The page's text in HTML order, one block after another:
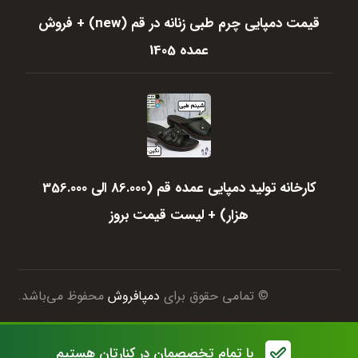
قیمت دمپایی چرم طبی زنانه در قم (new) + فروش
عمده 1405
کارخانه تولید دمپایی عمده قم (86.000 الی 356.000
هزار) + لیست قیمت بروز
© تمامی حقوق برای دمپافروشمحفوظ می‌باشد.
با تمام تخصصمان در کنارتان هستیم